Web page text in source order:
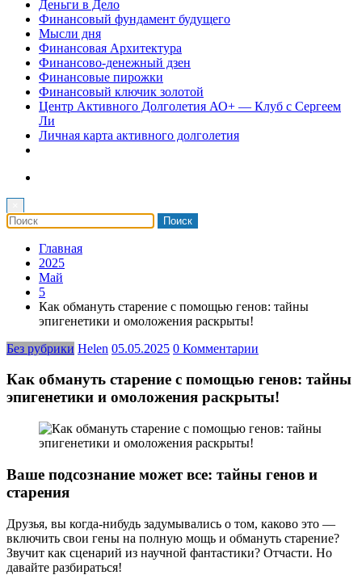
Деньги в Дело
Финансовый фундамент будущего
Мысли дня
Финансовая Архитектура
Финансово-денежный дзен
Финансовые пирожки
Финансовый ключик золотой
Центр Активного Долголетия АО+ — Клуб с Сергеем
Ли
Личная карта активного долголетия
Главная
2025
Май
5
Как обмануть старение с помощью генов: тайны
эпигенетики и омоложения раскрыты!
Без рубрики Helen 05.05.2025 0 Комментарии
Как обмануть старение с помощью генов: тайны
эпигенетики и омоложения раскрыты!
Ваше подсознание может все: тайны генов и
старения
Друзья, вы когда-нибудь задумывались о том, каково это —
включить свои гены на полную мощь и обмануть старение?
Звучит как сценарий из научной фантастики? Отчасти. Но
давайте разбираться!